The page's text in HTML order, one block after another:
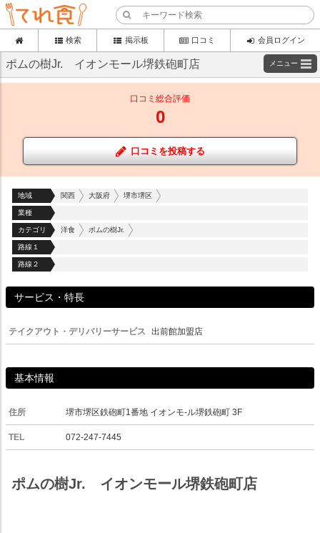
検索 掲示板 口コミ 会員ログイン
ポムの樹Jr. イオンモール堺鉄砲町店 メニュー
口コミ総合評価
0
口コミを投稿する
地域 関西 大阪府 堺市堺区
業種
カテゴリ 洋食 ポムの樹Jr.
路線１
路線２
サービス・特長
テイクアウト・デリバリーサービス 出前館加盟店
基本情報
住所 堺市堺区鉄砲町1番地 イオンモ-ル堺鉄砲町 3F
TEL 072-247-7445
ポムの樹Jr. イオンモール堺鉄砲町店